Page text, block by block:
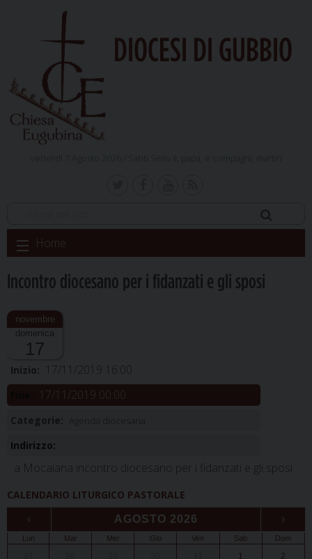
DIOCESI DI GUBBIO
Skip
to
Home
Incontro diocesano per i fidanzati e gli sposi
domenica
17
Inizio: 17/11/2019 16:00
17/11/2019 00:00
Categorie:
Indirizzo:
a Mocaiana incontro diocesano per i fidanzati e gli sposi
CALENDARIO LITURGICO PASTORALE
‹ AGOSTO 2026 ›
Lun Mar Mer Gio Ven Sab Dom
1 2